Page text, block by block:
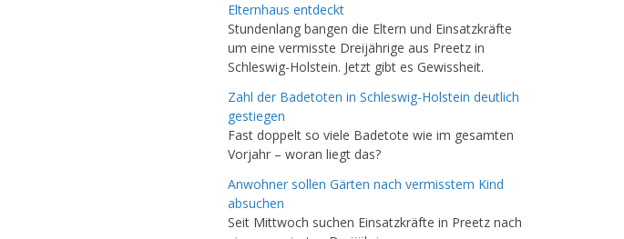
Elternhaus entdeckt
Stundenlang bangen die Eltern und Einsatzkräfte
um eine vermisste Dreijährige aus Preetz in
Schleswig-Holstein. Jetzt gibt es Gewissheit.
Zahl der Badetoten in Schleswig-Holstein deutlich
gestiegen
Fast doppelt so viele Badetote wie im gesamten
Vorjahr – woran liegt das?
Anwohner sollen Gärten nach vermisstem Kind
absuchen
Seit Mittwoch suchen Einsatzkräfte in Preetz nach